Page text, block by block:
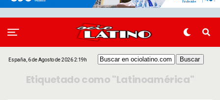
España, 6 de Agosto de 2026 2:19h
Etiquetado como "Latinoamérica"